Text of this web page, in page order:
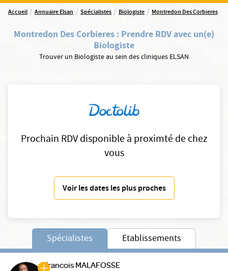
Accueil / Annuaire Elsan / Spécialistes / Biologiste / Montredon Des Corbieres
Montredon Des Corbieres : Prendre RDV avec un(e)
Biologiste
Trouver un Biologiste au sein des cliniques ELSAN
Prochain RDV disponible à proximté de chez
vous
Voir les dates les plus proches
Spécialistes Etablissements
Francois MALAFOSSE